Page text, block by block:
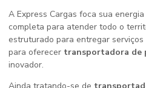
A Express Cargas foca sua
completa para atender todo o
estruturado para entregar
para oferecer transportadora de
inovador.